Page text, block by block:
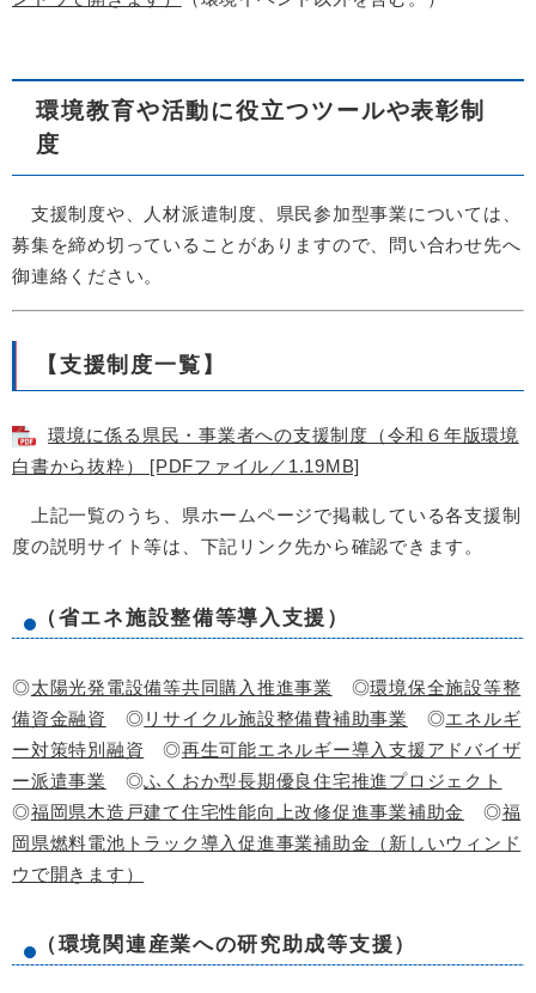
環境教育や活動に役立つツールや表彰制
度
支援制度や、人材派遣制度、県民参加型事業については、
募集を締め切っていることがありますので、問い合わせ先へ
御連絡ください。
【支援制度一覧】
環境に係る県民・事業者への支援制度（令和６年版環境
白書から抜粋） [PDFファイル／1.19MB]
上記一覧のうち、県ホームページで掲載している各支援制
度の説明サイト等は、下記リンク先から確認できます。
（省エネ施設整備等導入支援）
◎太陽光発電設備等共同購入推進事業 ◎環境保全施設等整
備資金融資
◎リサイクル施設整備費補助事業 ◎エネルギ
ー対策特別融資 ◎再生可能エネルギー導入支援アドバイザ
ー派遣事業
◎ふくおか型長期優良住宅推進プロジェクト
◎福岡県木造戸建て住宅性能向上改修促進事業補助金 ◎福
岡県燃料電池トラック導入促進事業補助金（新しいウィンド
ウで開きます）
（環境関連産業への研究助成等支援）